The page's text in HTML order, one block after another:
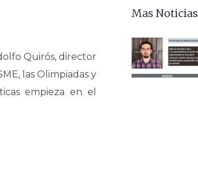
Quirós, director
las Olimpiadas y
empieza en el
Mas Noticias